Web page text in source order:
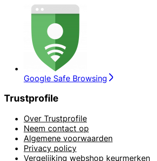
Google Safe Browsing
Trustprofile
Over Trustprofile
Neem contact op
Algemene voorwaarden
Privacy policy
Vergelijking webshop keurmerken